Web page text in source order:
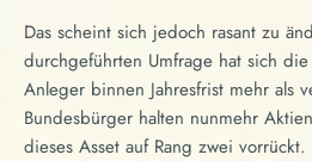
Das scheint sich jedoch rasant zu
durchgeführten Umfrage hat sich
Anleger binnen Jahresfrist mehr als
Bundesbürger halten nunmehr
dieses Asset auf Rang zwei